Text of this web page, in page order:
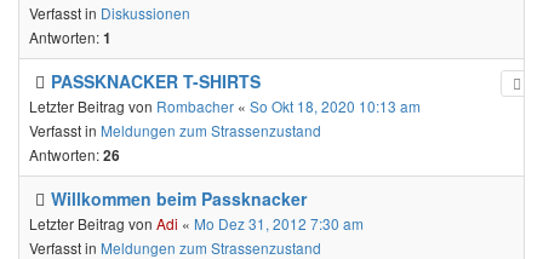
Verfasst in Diskussionen
Antworten:1
PASSKNACKER T-SHIRTS
Letzter Beitrag von Rombacher « So Okt 18, 2020 10:13 am
Verfasst in Meldungen zum Strassenzustand
Antworten:26
Willkommen beim Passknacker
Letzter Beitrag von Adi « Mo Dez 31, 2012 7:30 am
Verfasst in Meldungen zum Strassenzustand